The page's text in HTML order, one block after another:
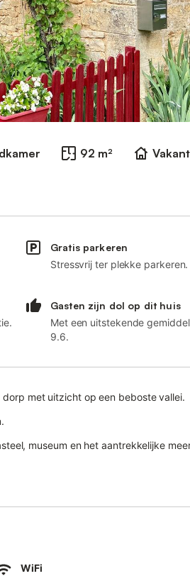
92 m²
Gratis parkeren
Stressvrij ter plekke parkeren.
Gasten zijn dol op dit huis
Met een uitstekende
9.6.
met uitzicht op een beboste vallei.
museum en het aantrekkelijke
en Périgueux liggen allemaal op
WiFi